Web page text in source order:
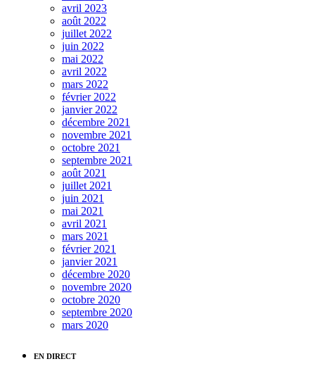
avril 2023
août 2022
juillet 2022
juin 2022
mai 2022
avril 2022
mars 2022
février 2022
janvier 2022
décembre 2021
novembre 2021
octobre 2021
septembre 2021
août 2021
juillet 2021
juin 2021
mai 2021
avril 2021
mars 2021
février 2021
janvier 2021
décembre 2020
novembre 2020
octobre 2020
septembre 2020
mars 2020
EN DIRECT